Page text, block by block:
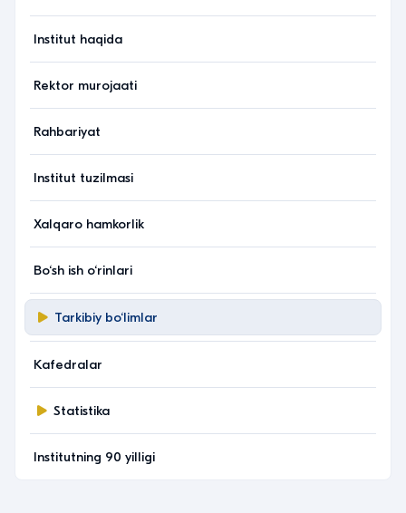
Institut haqida
Rektor murojaati
Rahbariyat
Institut tuzilmasi
Xalqaro hamkorlik
Bo‘sh ish o‘rinlari
Tarkibiy bo‘limlar
Kafedralar
Statistika
Institutning 90 yilligi